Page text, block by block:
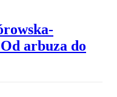
arbuza do